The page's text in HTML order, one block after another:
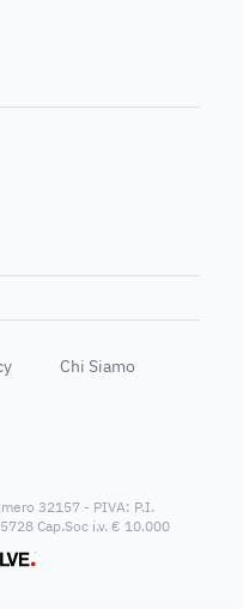
Chi Siamo
32157 - PIVA: P.I.
Cap.Soc i.v. € 10.000
®